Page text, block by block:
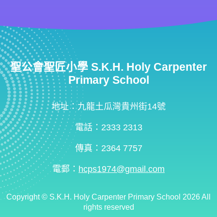
聖公會聖匠小學 S.K.H. Holy Carpenter
Primary School
地址：九龍土瓜灣貴州街14號
電話：2333 2313
傳真：2364 7757
電郵： hcps1974@gmail.com
Copyright © S.K.H. Holy Carpenter Primary School 2026 All
rights reserved